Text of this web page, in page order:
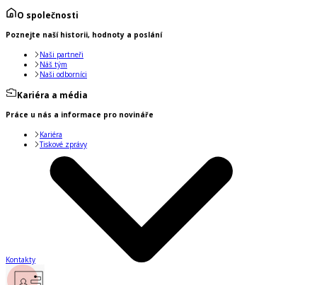
O společnosti
Poznejte naší historii, hodnoty a poslání
Naši partneři
Náš tým
Naši odborníci
Kariéra a média
Práce u nás a informace pro novináře
Kariéra
Tiskové zprávy
Kontakty